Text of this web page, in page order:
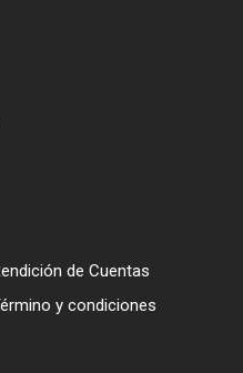
de Cuentas
y condiciones